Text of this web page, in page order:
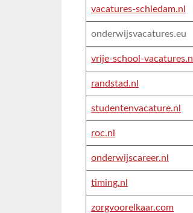
vacatures-schiedam.nl
onderwijsvacatures.eu
vrije-school-vacatures.nl
randstad.nl
studentenvacature.nl
roc.nl
onderwijscareer.nl
timing.nl
zorgvoorelkaar.com